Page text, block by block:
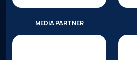
MEDIA PARTNER